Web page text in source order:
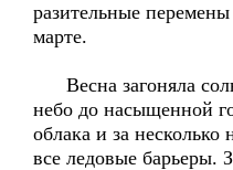
разительные
марте.
Весна загоняла
небо до насыщенной
облака и за несколько
все ледовые барьеры.